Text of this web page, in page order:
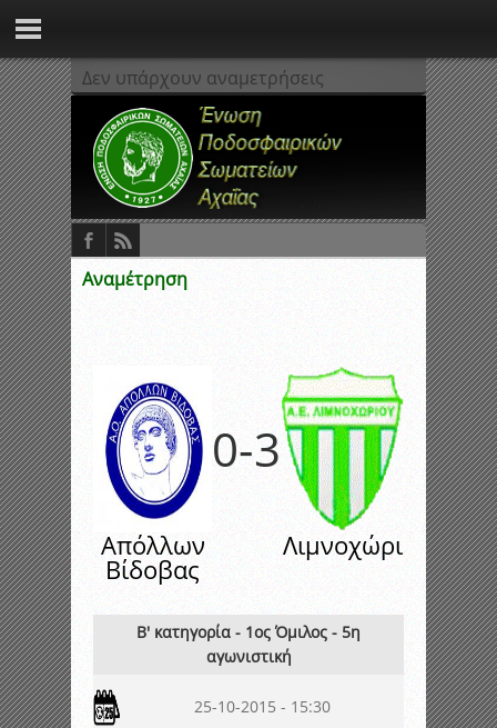
Δεν υπάρχουν αναμετρήσεις
Αναμέτρηση
0-3
Απόλλων
Βίδοβας
Λιμνοχώρι
Β' κατηγορία - 1ος Όμιλος - 5η
αγωνιστική
25-10-2015 - 15:30